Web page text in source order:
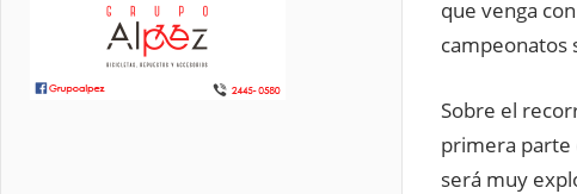
que venga
campeonatos
Sobre el
primera parte
será muy